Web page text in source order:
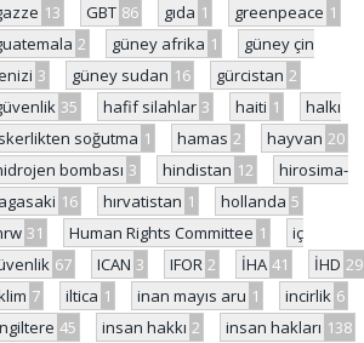
13 GBT 86 gıda 1 greenpeace 1
2 güney afrika 1
güney çin
3 güney sudan 16 gürcistan 2
35 hafif silahlar 3 haiti 1
halkı
soğutma 1 hamas 2 hayvan 20
bombası 3 hindistan 12
hirosima-
16 hırvatistan 1 hollanda 5
31 Human Rights Committee 1
iç
67 ICAN 3 IFOR 2 İHA 41 İHD 29
7 iltica 1 inan mayıs aru 1 incirlik 6
45 insan hakkı 2 insan hakları 138